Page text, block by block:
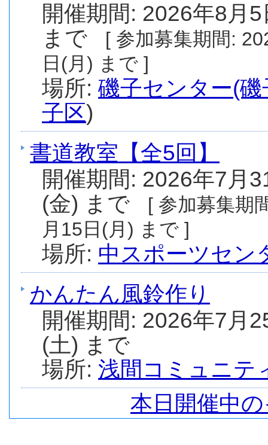
開催期間: 2026年8月
まで
[ 参加募集期間:
日(月) まで ]
場所: 磯子センター(
子区)
書道教室【全5回】
開催期間: 2026年7月
(金) まで
[ 参加募集期
月15日(月) まで ]
場所: 中スポーツセン
かんたん風鈴作り
開催期間: 2026年7月
(土) まで
場所: 浅間コミュニテ
本日開催中